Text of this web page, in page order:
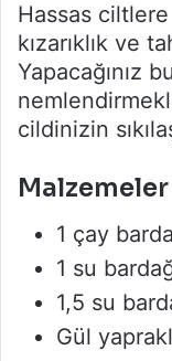
Hassas
kızarıklık ve
Yapacağınız
cildinizin
Malzemeler
1 çay
1 su
1,5 su
Gül